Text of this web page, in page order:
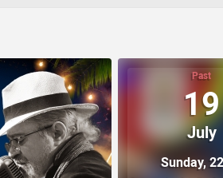
Past
19
July
Sunday,